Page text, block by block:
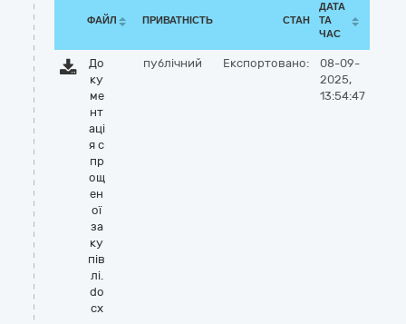
ФАЙЛ ПРИВАТНІСТЬ СТАН
ДАТА
ТА
ЧАС
До
ку
ме
нт
аці
я с
пр
ощ
ен
ої
за
ку
пів
лі.
do
cx
публічний Експортовано:
08-09-
2025,
13:54:47